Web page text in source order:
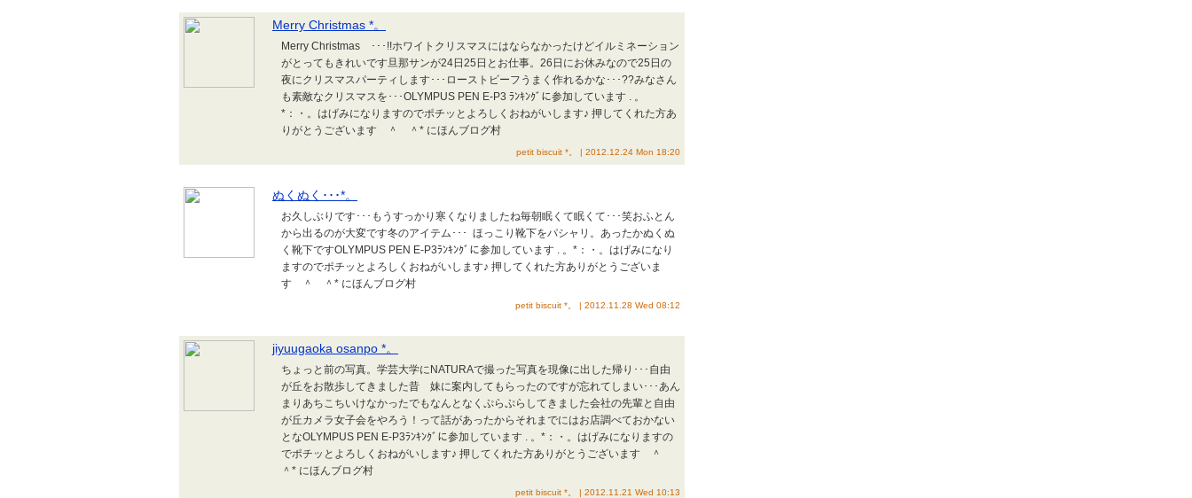
Merry Christmas *。
Merry Christmas ･･･!!ホワイトクリスマスにはならなかったけどイルミネーション
がとってもきれいです旦那サンが24日25日とお仕事。26日にお休みなので25日の
夜にクリスマスパーティします･･･ローストビーフうまく作れるかな･･･??みなさん
も素敵なクリスマスを･･･OLYMPUS PEN E-P3 ﾗﾝｷﾝｸﾞに参加しています . 。
*：・。はげみになりますのでポチッとよろしくおねがいします♪ 押してくれた方あ
りがとうございます ＾ ＾* にほんブログ村
petit biscuit *。 | 2012.12.24 Mon 18:20
ぬくぬく･･･*。
お久しぶりです･･･もうすっかり寒くなりましたね毎朝眠くて眠くて･･･笑おふとん
から出るのが大変です冬のアイテム･･･ ほっこり靴下をパシャリ。あったかぬくぬ
く靴下ですOLYMPUS PEN E-P3ﾗﾝｷﾝｸﾞに参加しています . 。*：・。はげみになり
ますのでポチッとよろしくおねがいします♪ 押してくれた方ありがとうございま
す ＾ ＾* にほんブログ村
petit biscuit *。 | 2012.11.28 Wed 08:12
jiyuugaoka osanpo *。
ちょっと前の写真。学芸大学にNATURAで撮った写真を現像に出した帰り･･･自由
が丘をお散歩してきました昔 妹に案内してもらったのですが忘れてしまい･･･あん
まりあちこちいけなかったでもなんとなくぷらぷらしてきました会社の先輩と自由
が丘カメラ女子会をやろう！って話があったからそれまでにはお店調べておかない
となOLYMPUS PEN E-P3ﾗﾝｷﾝｸﾞに参加しています . 。*：・。はげみになりますの
でポチッとよろしくおねがいします♪ 押してくれた方ありがとうございます ＾
＾* にほんブログ村
petit biscuit *。 | 2012.11.21 Wed 10:13